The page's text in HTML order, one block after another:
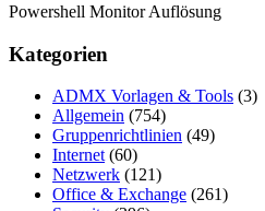
Powershell Monitor Auflösung
Kategorien
ADMX Vorlagen & Tools (3)
Allgemein (754)
Gruppenrichtlinien (49)
Internet (60)
Netzwerk (121)
Office & Exchange (261)